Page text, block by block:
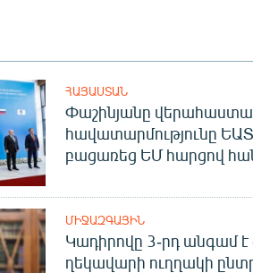
ՀԱՅԱՍՏԱՆ
Փաշինյանը
հավատարմությունը
բացառեց ԵՄ հարցով
ՄԻՋԱԶԳԱՅԻՆ
Կադիրովը 3-րդ անգամ է
ղեկավարի ուղղակի